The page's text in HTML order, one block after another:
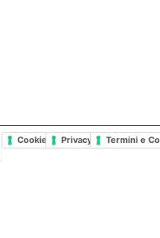
Cookie PolicyPrivacy PolicyTermini e